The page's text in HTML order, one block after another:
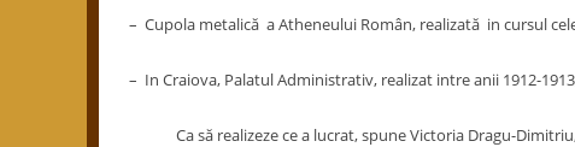
– Cupola metalică a Atheneului Român, realizată in cursul
– In Craiova, Palatul Administrativ, realizat intre anii 1912-
Ca să realizeze ce a lucrat, spune Victoria Dragu-Dimitriu,